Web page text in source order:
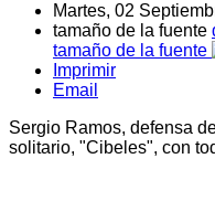
Martes, 02
tamaño de la fuente
tamaño de la fuente
Imprimir
Email
Sergio Ramos, defensa
solitario, "Cibeles", con